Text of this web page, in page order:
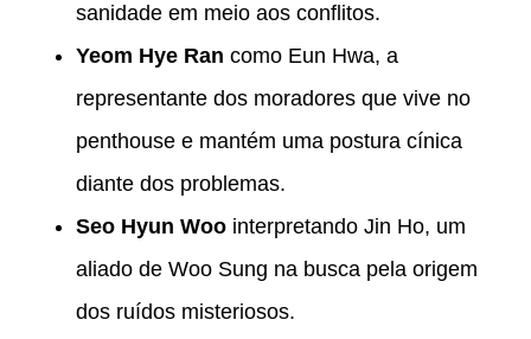
sanidade em meio aos conflitos.
Yeom Hye Ran como Eun Hwa, a
representante dos moradores que vive no
penthouse e mantém uma postura cínica
diante dos problemas.
Seo Hyun Woo interpretando Jin Ho, um
aliado de Woo Sung na busca pela origem
dos ruídos misteriosos.